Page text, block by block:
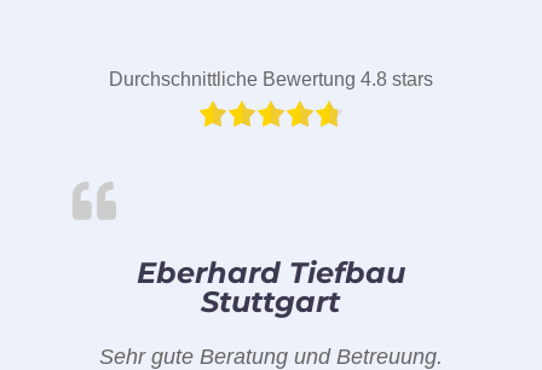
Durchschnittliche Bewertung 4.8 stars
Eberhard Tiefbau
Stuttgart
Sehr gute Beratung und Betreuung.